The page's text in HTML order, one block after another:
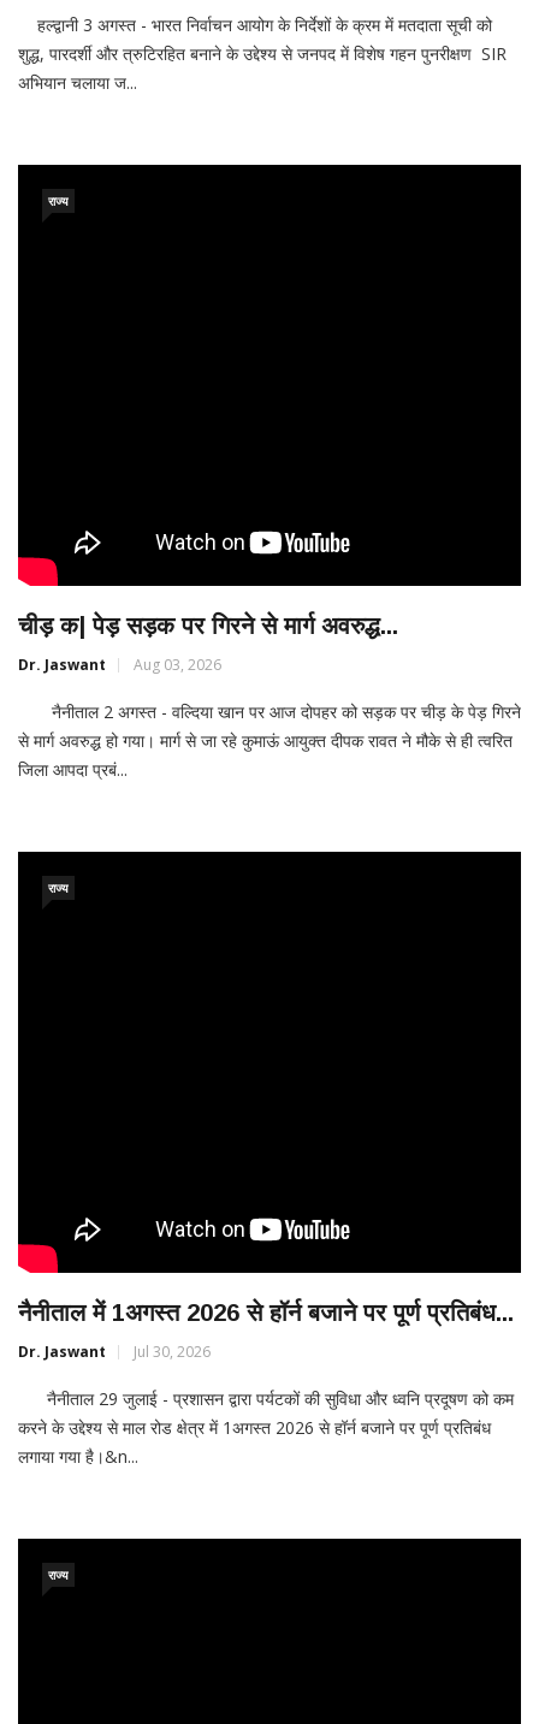
हल्द्वानी 3 अगस्त - भारत निर्वाचन आयोग के निर्देशों के क्रम में मतदाता सूची को
शुद्ध, पारदर्शी और त्रुटिरहित बनाने के उद्देश्य से जनपद में विशेष गहन पुनरीक्षण SIR
अभियान चलाया ज...
राज्य
चीड़ क| पेड़ सड़क पर गिरने से मार्ग अवरुद्ध...
Dr. Jaswant Aug 03, 2026
नैनीताल 2 अगस्त - वल्दिया खान पर आज दोपहर को सड़क पर चीड़ के पेड़ गिरने
से मार्ग अवरुद्ध हो गया। मार्ग से जा रहे कुमाऊं आयुक्त दीपक रावत ने मौके से ही त्वरित
जिला आपदा प्रबं...
राज्य
नैनीताल में 1अगस्त 2026 से हॉर्न बजाने पर पूर्ण प्रतिबंध...
Dr. Jaswant Jul 30, 2026
नैनीताल 29 जुलाई - प्रशासन द्वारा पर्यटकों की सुविधा और ध्वनि प्रदूषण को कम
करने के उद्देश्य से माल रोड क्षेत्र में 1अगस्त 2026 से हॉर्न बजाने पर पूर्ण प्रतिबंध
लगाया गया है।&n...
राज्य